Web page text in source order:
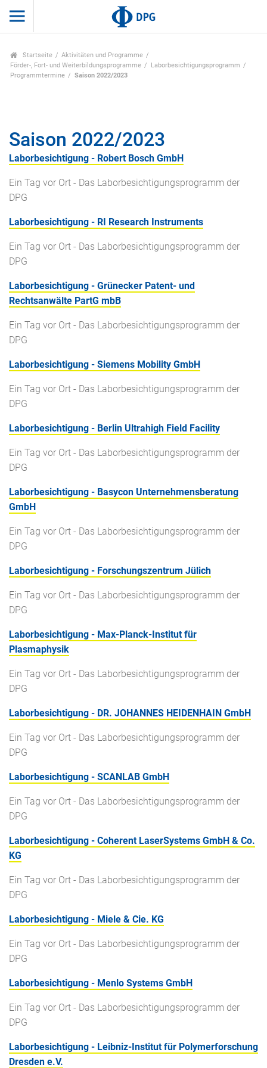
Startseite
Aktivitäten und Programme
Förder-, Fort- und Weiterbildungsprogramme
Laborbesichtigungsprogramm
Programmtermine
Saison 2022/2023
Saison 2022/2023
Laborbesichtigung - Robert Bosch GmbH
Ein Tag vor Ort - Das Laborbesichtigungsprogramm der
DPG
Laborbesichtigung - RI Research Instruments
Ein Tag vor Ort - Das Laborbesichtigungsprogramm der
DPG
Laborbesichtigung - Grünecker Patent- und
Rechtsanwälte PartG mbB
Ein Tag vor Ort - Das Laborbesichtigungsprogramm der
DPG
Laborbesichtigung - Siemens Mobility GmbH
Ein Tag vor Ort - Das Laborbesichtigungsprogramm der
DPG
Laborbesichtigung - Berlin Ultrahigh Field Facility
Ein Tag vor Ort - Das Laborbesichtigungsprogramm der
DPG
Laborbesichtigung - Basycon Unternehmensberatung
GmbH
Ein Tag vor Ort - Das Laborbesichtigungsprogramm der
DPG
Laborbesichtigung - Forschungszentrum Jülich
Ein Tag vor Ort - Das Laborbesichtigungsprogramm der
DPG
Laborbesichtigung - Max-Planck-Institut für
Plasmaphysik
Ein Tag vor Ort - Das Laborbesichtigungsprogramm der
DPG
Laborbesichtigung - DR. JOHANNES HEIDENHAIN GmbH
Ein Tag vor Ort - Das Laborbesichtigungsprogramm der
DPG
Laborbesichtigung - SCANLAB GmbH
Ein Tag vor Ort - Das Laborbesichtigungsprogramm der
DPG
Laborbesichtigung - Coherent LaserSystems GmbH & Co.
KG
Ein Tag vor Ort - Das Laborbesichtigungsprogramm der
DPG
Laborbesichtigung - Miele & Cie. KG
Ein Tag vor Ort - Das Laborbesichtigungsprogramm der
DPG
Laborbesichtigung - Menlo Systems GmbH
Ein Tag vor Ort - Das Laborbesichtigungsprogramm der
DPG
Laborbesichtigung - Leibniz-Institut für Polymerforschung
Dresden e.V.